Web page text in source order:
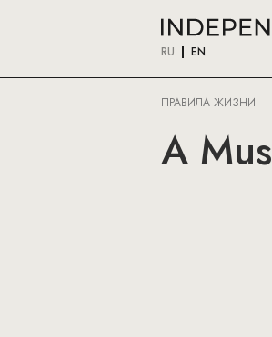
RU EN
ПРАВИЛА ЖИЗНИ
A